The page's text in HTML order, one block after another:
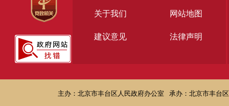
关于我们 网站地图
建议意见 法律声明
主办：北京市丰台区人民政府办公室 承办：北京市丰台